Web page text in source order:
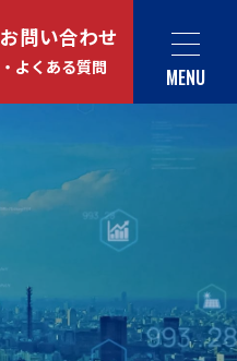
MENU
お問い合わせ
・よくある質問